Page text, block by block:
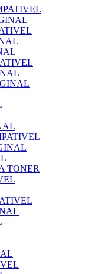
TONER